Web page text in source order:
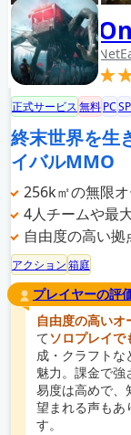
正式サービス無料PCSP
終末世界を生
イバルMMO
256k㎡の無限
4人チームや最
自由度の高い
アクション箱庭
プレイヤーの評
自由度の高いオ
てソロプレイで
成・クラフトな
魅力。課金で強
易度は高めで、
望まれる声もあ
す。